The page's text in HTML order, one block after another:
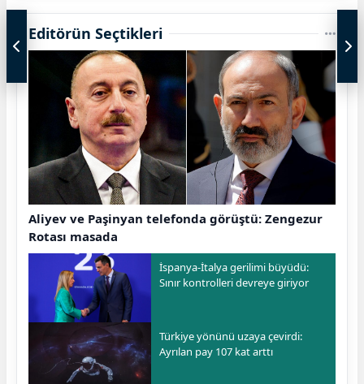
Editörün Seçtikleri
Aliyev ve Paşinyan telefonda görüştü: Zengezur
Rotası masada
İspanya-İtalya gerilimi büyüdü:
Sınır kontrolleri devreye giriyor
Türkiye yönünü uzaya çevirdi:
Ayrılan pay 107 kat arttı